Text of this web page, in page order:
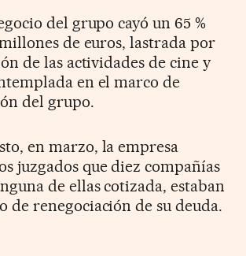
del grupo cayó un 65 %
de euros, lastrada por
de las actividades de cine y
en el marco de
del grupo.
en marzo, la empresa
juzgados que diez compañías
de ellas cotizada, estaban
de renegociación de su deuda.